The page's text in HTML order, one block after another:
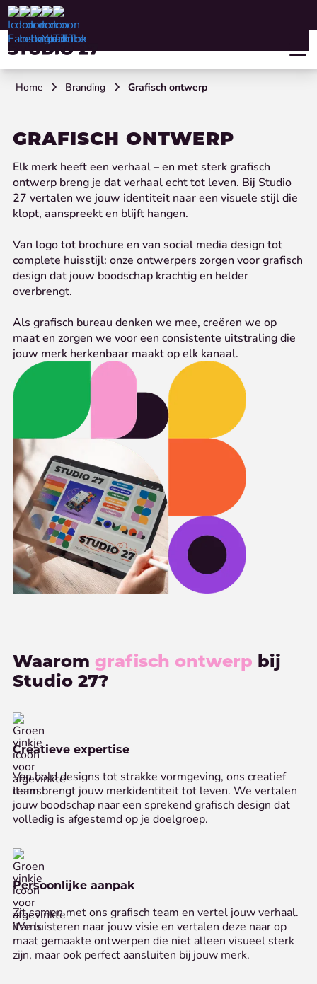
Home Branding Grafisch ontwerp
GRAFISCH ONTWERP
Elk merk heeft een verhaal – en met sterk grafisch
ontwerp breng je dat verhaal echt tot leven. Bij Studio
27 vertalen we jouw identiteit naar een visuele stijl die
klopt, aanspreekt en blijft hangen.
Van logo tot brochure en van social media design tot
complete huisstijl: onze ontwerpers zorgen voor grafisch
design dat jouw boodschap krachtig en helder
overbrengt.
Als grafisch bureau denken we mee, creëren we op
maat en zorgen we voor een consistente uitstraling die
jouw merk herkenbaar maakt op elk kanaal.
Waarom grafisch ontwerp bij
Studio 27?
Creatieve expertise
Van bold designs tot strakke vormgeving, ons creatief
team brengt jouw merkidentiteit tot leven. We vertalen
jouw boodschap naar een sprekend grafisch design dat
volledig is afgestemd op je doelgroep.
Persoonlijke aanpak
Zit samen met ons grafisch team en vertel jouw verhaal.
We luisteren naar jouw visie en vertalen deze naar op
maat gemaakte ontwerpen die niet alleen visueel sterk
zijn, maar ook perfect aansluiten bij jouw merk.